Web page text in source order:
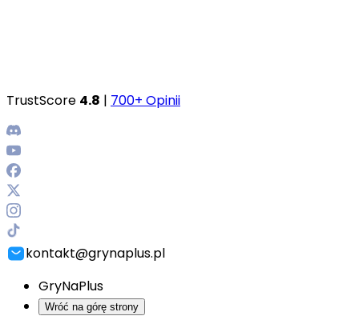
TrustScore 4.8 | 700+ Opinii
kontakt@grynaplus.pl
GryNaPlus
Wróć na górę strony